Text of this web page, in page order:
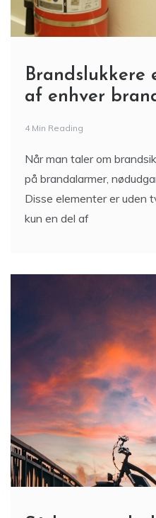
Brandslukkere
af enhver
4 Min Reading
Når man taler om
på brandalarmer,
Disse elementer er uden
kun en del af